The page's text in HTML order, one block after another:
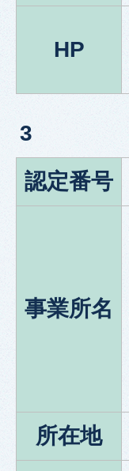
HP
3
認定番号
事業所名
所在地